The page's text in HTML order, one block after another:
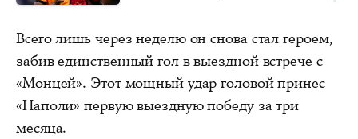
Всего лишь через неделю он снова стал героем,
забив единственный гол в выездной встрече с
«Монцей». Этот мощный удар головой принес
«Наполи» первую выездную победу за три
месяца.